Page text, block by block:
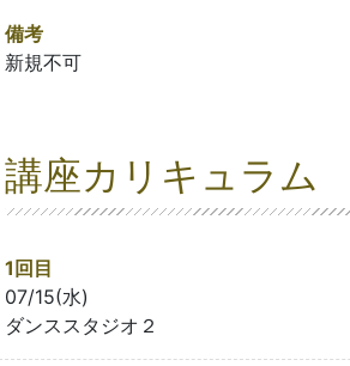
備考
新規不可
講座カリキュラム
1回目
07/15(水)
ダンススタジオ２